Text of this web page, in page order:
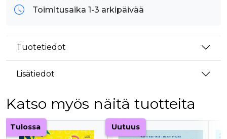
Toimitusaika 1-3 arkipäivää
Tuotetiedot
Lisätiedot
Katso myös näitä tuotteita
Tuoteluettelon alku
Tulossa Uutuus